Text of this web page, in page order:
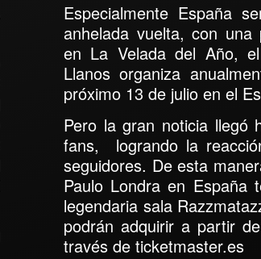
Especialmente España
anhelada vuelta, con
en La Velada del Año,
Llanos organiza
próximo 13 de julio en el
Pero la gran noticia llegó
fans, logrando la
seguidores. De esta
Paulo Londra en
legendaria sala
podrán adquirir a partir
través de ticketmaster.es